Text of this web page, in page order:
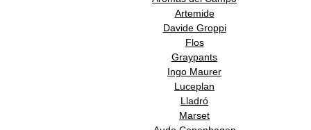
Artemide
Davide Groppi
Flos
Graypants
Ingo Maurer
Luceplan
Lladró
Marset
ATENCIÓN AL CLIENTE
SOPORTE